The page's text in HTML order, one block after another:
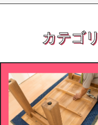
カテゴリ